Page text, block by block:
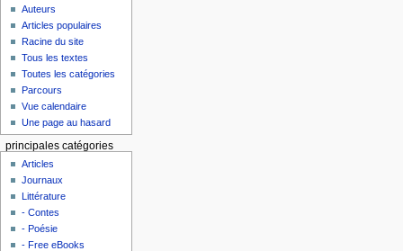
Auteurs
Articles populaires
Racine du site
Tous les textes
Toutes les catégories
Parcours
Vue calendaire
Une page au hasard
principales catégories
Articles
Journaux
Littérature
- Contes
- Poésie
- Free eBooks